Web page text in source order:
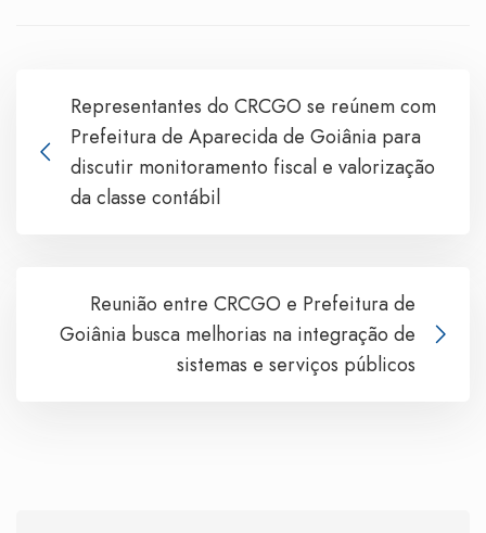
Representantes do CRCGO se reúnem com
Prefeitura de Aparecida de Goiânia para
discutir monitoramento fiscal e valorização
da classe contábil
Reunião entre CRCGO e Prefeitura de
Goiânia busca melhorias na integração de
sistemas e serviços públicos